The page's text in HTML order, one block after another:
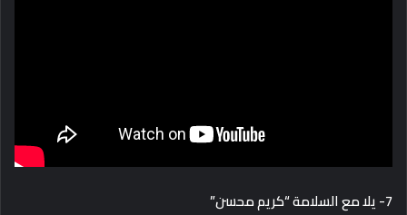
7- يلا مع السلامة “كريم محسن”